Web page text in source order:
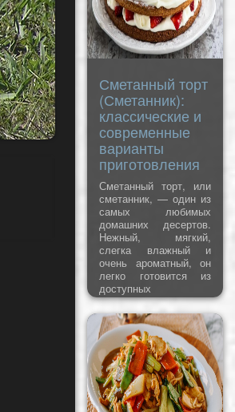
Сметанный торт
(Сметанник):
классические и
современные
варианты
приготовления
Сметанный торт, или
сметанник, — один из
самых любимых
домашних десертов.
Нежный, мягкий,
слегка влажный и
очень ароматный, он
легко готовится из
доступных
ингредиентов и всегда
получается удачным.
В этой статье вы
найдёте обзор
популярных вариантов
сметанных тортов —
от классических до
современных без
выпечки.